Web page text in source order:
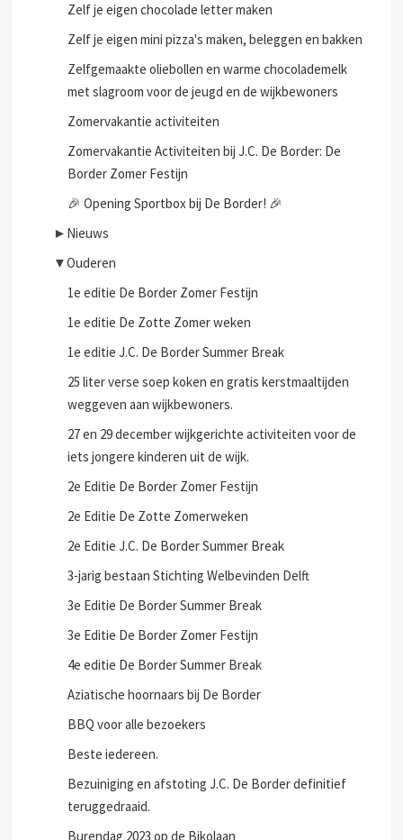
Zelf je eigen chocolade letter maken
Zelf je eigen mini pizza's maken, beleggen en bakken
Zelfgemaakte oliebollen en warme chocolademelk
met slagroom voor de jeugd en de wijkbewoners
Zomervakantie activiteiten
Zomervakantie Activiteiten bij J.C. De Border: De
Border Zomer Festijn
🎉 Opening Sportbox bij De Border! 🎉
► Nieuws
▼Ouderen
1e editie De Border Zomer Festijn
1e editie De Zotte Zomer weken
1e editie J.C. De Border Summer Break
25 liter verse soep koken en gratis kerstmaaltijden
weggeven aan wijkbewoners.
27 en 29 december wijkgerichte activiteiten voor de
iets jongere kinderen uit de wijk.
2e Editie De Border Zomer Festijn
2e Editie De Zotte Zomerweken
2e Editie J.C. De Border Summer Break
3-jarig bestaan Stichting Welbevinden Delft
3e Editie De Border Summer Break
3e Editie De Border Zomer Festijn
4e editie De Border Summer Break
Aziatische hoornaars bij De Border
BBQ voor alle bezoekers
Beste iedereen.
Bezuiniging en afstoting J.C. De Border definitief
teruggedraaid.
Burendag 2023 op de Bikolaan